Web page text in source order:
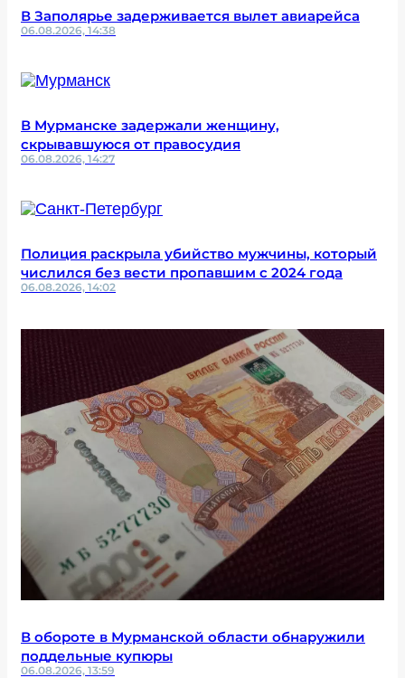
В Заполярье задерживается вылет авиарейса
06.08.2026, 14:38
В Мурманске задержали женщину,
скрывавшуюся от правосудия
06.08.2026, 14:27
Полиция раскрыла убийство мужчины, который
числился без вести пропавшим с 2024 года
06.08.2026, 14:02
В обороте в Мурманской области обнаружили
поддельные купюры
06.08.2026, 13:59